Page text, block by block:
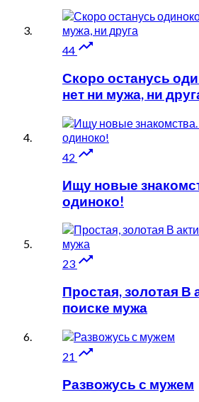
44 
Скоро останусь
нет ни мужа, ни
42 
Ищу новые
одиноко!
23 
Простая, золотая В
поиске мужа
21 
Развожусь с мужем